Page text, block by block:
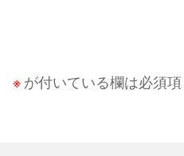
※ が付いている欄は必須項